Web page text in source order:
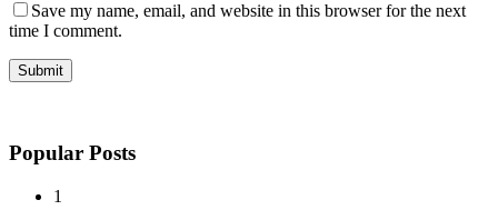
Save my name, email, and website in this browser for the next
time I comment.
Popular Posts
1